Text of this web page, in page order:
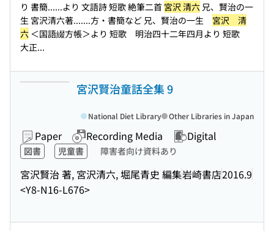
り 書簡......より 文語詩 短歌 絶筆二首 宮沢 清六 兄、賢治の一
生 宮沢清六著.......方・書簡など 兄、賢治の一生 宮沢 清
六 ＜国語綴方帳＞より 短歌 明治四十二年四月より 短歌
大正...
宮沢賢治童話全集 9
Paper Recording Media Digital
図書 児童書 障害者向け資料あり
宮沢賢治 著, 宮沢清六, 堀尾青史 編集岩崎書店2016.9
<Y8-N16-L676>
National Diet Library Other Libraries in Japan